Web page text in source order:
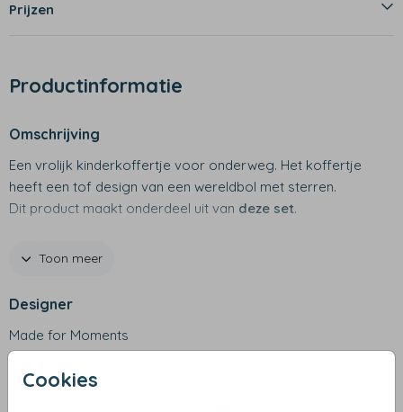
Cookies
Prijzen
Productinformatie
Omschrijving
Een vrolijk kinderkoffertje voor onderweg. Het koffertje
heeft een tof design van een wereldbol met sterren.
Dit product maakt onderdeel uit van deze set.
- Merk: Bulbby
- Materiaal: stevig canvas
- Waterafstotend
- Niet geschikt voor de wasmachine
Toon meer
Designer
Made for Moments
Collectie